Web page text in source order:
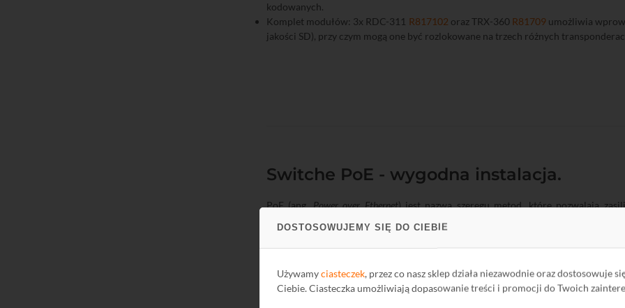
DOSTOSOWUJEMY SIĘ DO CIEBIE
Używamyciasteczek, przez co nasz sklep działa niezawodnie oraz dostosowuje
Ciebie. Ciasteczka umożliwiają dopasowanie treści i promocji do Twoich
kodowanych.
Komplet modułów: 3x RDC-311 R817102 oraz TRX-360 R81709umożliwia
jakości SD), przy czym mogą one być rozlokowane na trzech różnych
Switche PoE - wygodna instalacja.
PoE (ang.Power over Ethernet) jest nazwą szeregu metod, które pozwalają
organizacja IEEE ustanowiła standard zasilania PoE 802.3af, który został
pierwszy (wcześniejszy 802.3af) i typ drugi o maksymalnej przesyłanej mocy
skrętce.